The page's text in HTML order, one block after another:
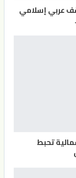
عربي إسلامي
تحبط